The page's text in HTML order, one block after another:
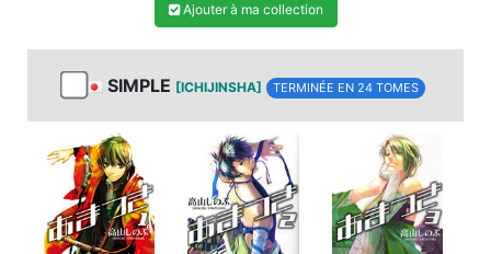
Ajouter à ma collection
SIMPLE [ICHIJINSHA] TERMINÉE EN 24 TOMES